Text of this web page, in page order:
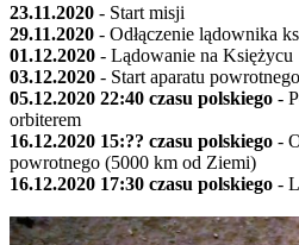
23.11.2020 - Start misji
29.11.2020 - Odłączenie lądownika
01.12.2020 - Lądowanie na Księżycu
03.12.2020 - Start aparatu powrotnego
05.12.2020 22:40 czasu polskiego -
orbiterem
16.12.2020 15:?? czasu polskiego -
powrotnego (5000 km od Ziemi)
16.12.2020 17:30 czasu polskiego -